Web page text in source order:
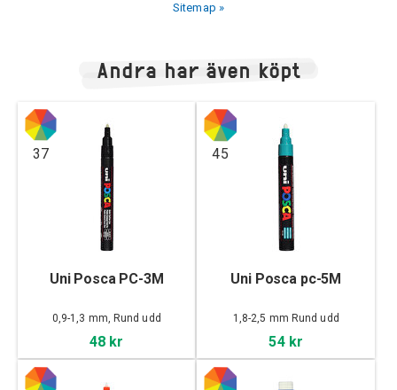
Sitemap »
Andra har även köpt
37
Uni Posca PC-3M
0,9-1,3 mm, Rund udd
48 kr
45
Uni Posca pc-5M
1,8-2,5 mm Rund udd
54 kr